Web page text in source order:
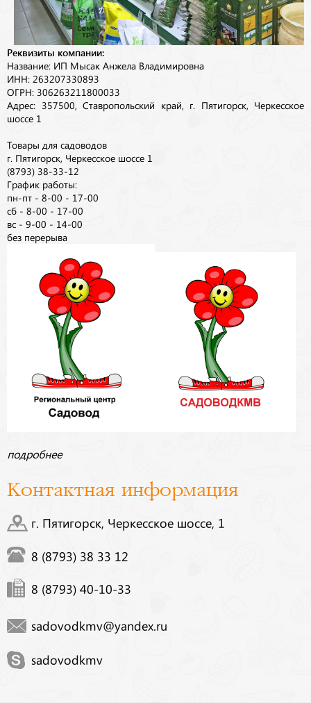
Реквизиты компании:
Название: ИП Мысак Анжела Владимировна
ИНН: 263207330893
ОГРН: 306263211800033
Адрес: 357500, Ставропольский край, г. Пятигорск, Черкесское
шоссе 1
Товары для садоводов
г. Пятигорск, Черкесское шоссе 1
(8793) 38-33-12
График работы:
пн-пт - 8-00 - 17-00
сб - 8-00 - 17-00
вс - 9-00 - 14-00
без перерыва
подробнее
Контактная информация
г. Пятигорск, Черкесское шоссе, 1
8 (8793) 38 33 12
8 (8793) 40-10-33
sadovodkmv@yandex.ru
sadovodkmv